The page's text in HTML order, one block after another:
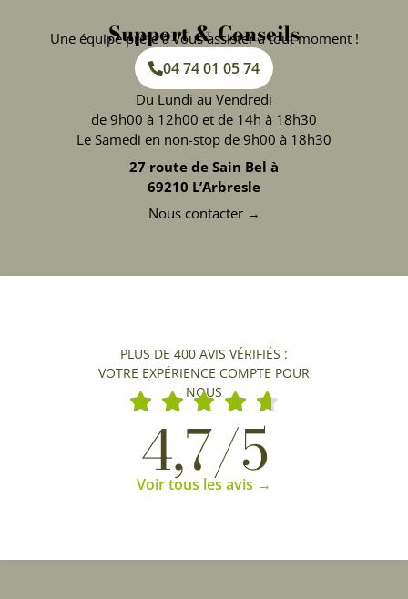
Support & Conseils
Une équipe prête à vous assister à tout moment !
04 74 01 05 74
Du Lundi au Vendredi
de 9h00 à 12h00 et de 14h à 18h30
Le Samedi en non-stop de 9h00 à 18h30
27 route de Sain Bel à
69210 L’Arbresle
Nous contacter →
PLUS DE 400 AVIS VÉRIFIÉS :
VOTRE EXPÉRIENCE COMPTE POUR
NOUS
4,7/5
Voir tous les avis →